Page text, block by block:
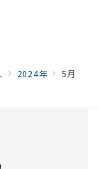
2024年 5月